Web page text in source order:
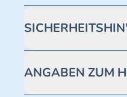
ANGABEN ZUM